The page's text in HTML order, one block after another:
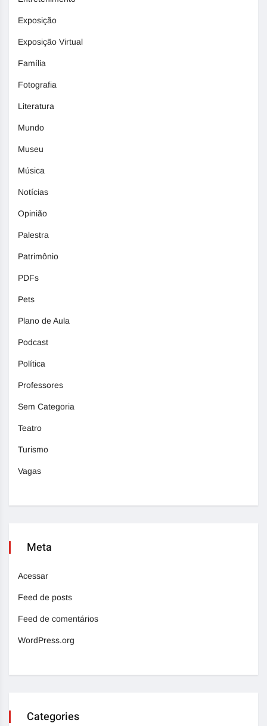
Exposição
Exposição Virtual
Família
Fotografia
Literatura
Mundo
Museu
Música
Notícias
Opinião
Palestra
Patrimônio
PDFs
Pets
Plano de Aula
Podcast
Política
Professores
Sem Categoria
Teatro
Turismo
Vagas
Meta
Acessar
Feed de posts
Feed de comentários
WordPress.org
Categories